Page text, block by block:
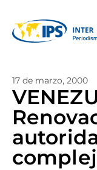
17 de marzo, 2000